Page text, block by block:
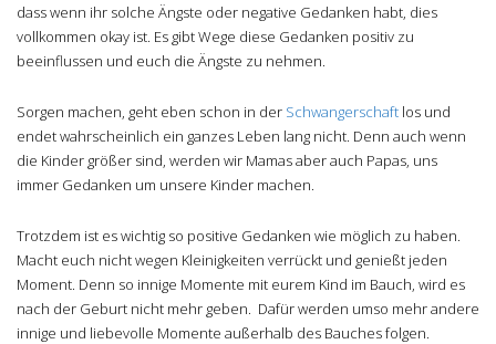
dass wenn ihr solche Ängste oder negative Gedanken habt, dies
vollkommen okay ist. Es gibt Wege diese Gedanken positiv zu
beeinflussen und euch die Ängste zu nehmen.
Sorgen machen, geht eben schon in der Schwangerschaft los und
endet wahrscheinlich ein ganzes Leben lang nicht. Denn auch wenn
die Kinder größer sind, werden wir Mamas aber auch Papas, uns
immer Gedanken um unsere Kinder machen.
Trotzdem ist es wichtig so positive Gedanken wie möglich zu haben.
Macht euch nicht wegen Kleinigkeiten verrückt und genießt jeden
Moment. Denn so innige Momente mit eurem Kind im Bauch, wird es
nach der Geburt nicht mehr geben. Dafür werden umso mehr andere
innige und liebevolle Momente außerhalb des Bauches folgen.